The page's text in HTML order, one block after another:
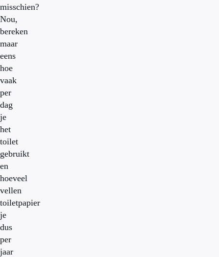
misschien?
Nou,
bereken
maar
eens
hoe
vaak
per
dag
je
het
toilet
gebruikt
en
hoeveel
vellen
toiletpapier
je
dus
per
jaar